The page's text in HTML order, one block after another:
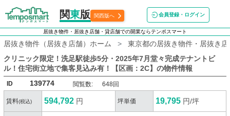
関東版 関西版へ 会員登録・ログイン
居抜き物件・居抜き店舗・貸店舗での開業ならテンポスマート
居抜き物件（居抜き店舗）ホーム
東京都の居抜き物件・居抜き
クリニック限定！洗足駅徒歩5分・2025年7月堂々完成テナントビ
ル！住宅街立地で集客見込み有！【区画：2C】 の物件情報
ID 139774 閲覧数: 648回
賃料(税込) 594,792 円 坪単価 19,795 円/坪